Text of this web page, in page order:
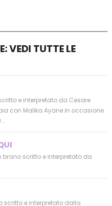
VEDI TUTTE LE
e interpretato da Cesare
con Malika Ayane in occasione
brano scritto e interpretato da
scritto e interpretato dalla